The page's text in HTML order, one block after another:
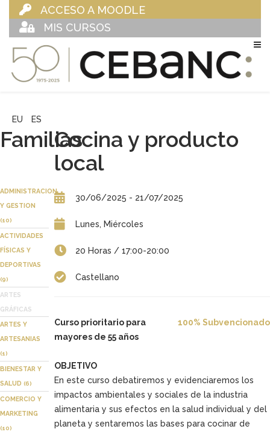
ACCESO A MOODLE
MIS CURSOS
EU ES
Familias
ADMINISTRACION
Y GESTION
(10)
ACTIVIDADES
FÍSICAS Y
DEPORTIVAS
(9)
ARTES
GRÁFICAS
ARTES Y
ARTESANIAS
(1)
BIENESTAR Y
SALUD (6)
COMERCIO Y
MARKETING
(10)
Cocina y producto
local
30/06/2025 - 21/07/2025
Lunes, Miércoles
20 Horas / 17:00-20:00
Castellano
100% Subvencionado
Curso prioritario para
mayores de 55 años
OBJETIVO
En este curso debatiremos y evidenciaremos los
impactos ambientales y sociales de la industria
alimentaria y sus efectos en la salud individual y del
planeta y sentaremos las bases para cocinar de